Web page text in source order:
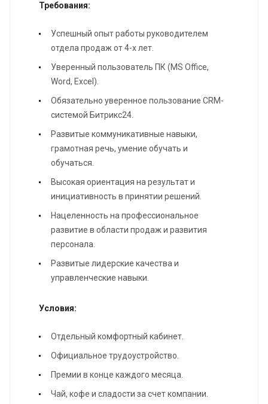
Требования:
Успешный опыт работы руководителем
отдела продаж от 4-х лет.
Уверенный пользователь ПК (MS Office,
Word, Excel).
Обязательно уверенное пользование CRM-
системой Битрикс24.
Развитые коммуникативные навыки,
грамотная речь, умение обучать и
обучаться.
Высокая ориентация на результат и
инициативность в принятии решений.
Нацеленность на профессиональное
развитие в области продаж и развития
персонала.
Развитые лидерские качества и
управленческие навыки.
Условия:
Отдельный комфортный кабинет.
Официальное трудоустройство.
Премии в конце каждого месяца.
Чай, кофе и сладости за счет компании.